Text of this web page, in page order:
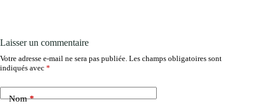
Laisser un commentaire
Votre adresse e-mail ne sera pas publiée. Les champs obligatoires sont
indiqués avec *
Nom*